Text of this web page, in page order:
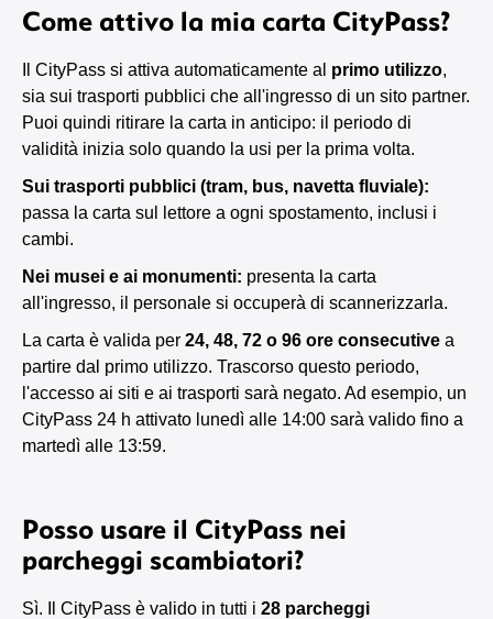
Come attivo la mia carta CityPass?
Il CityPass si attiva automaticamente al primo utilizzo,
sia sui trasporti pubblici che all'ingresso di un sito partner.
Puoi quindi ritirare la carta in anticipo: il periodo di
validità inizia solo quando la usi per la prima volta.
Sui trasporti pubblici (tram, bus, navetta fluviale):
passa la carta sul lettore a ogni spostamento, inclusi i
cambi.
Nei musei e ai monumenti: presenta la carta
all'ingresso, il personale si occuperà di scannerizzarla.
La carta è valida per 24, 48, 72 o 96 ore consecutive a
partire dal primo utilizzo. Trascorso questo periodo,
l'accesso ai siti e ai trasporti sarà negato. Ad esempio, un
CityPass 24 h attivato lunedì alle 14:00 sarà valido fino a
martedì alle 13:59.
Posso usare il CityPass nei
parcheggi scambiatori?
Sì. Il CityPass è valido in tutti i 28 parcheggi